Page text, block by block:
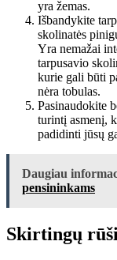
yra žemas.
Išbandykite
skolinatės
Yra nemažai
tarpusavio
kurie gali būti
nėra tobulas.
Pasinaudokite
turintį asmenį,
padidinti jūsų
Daugiau
pensininkams
Skirtingų